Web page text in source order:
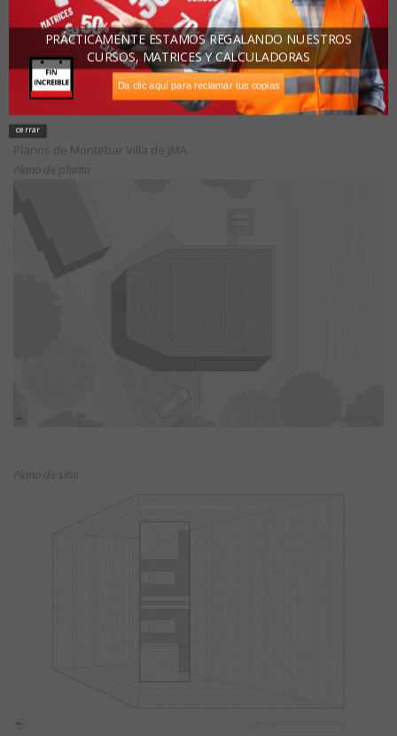
Planos de Montebar Villa de JMA
Plano de planta
Plano de sitio
cerrar
Da clic aquí para reclamar tus copias
PRÁCTICAMENTE ESTAMOS REGALANDO NUESTROS
CURSOS, MATRICES Y CALCULADORAS